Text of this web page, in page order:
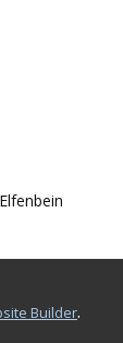
Builder.